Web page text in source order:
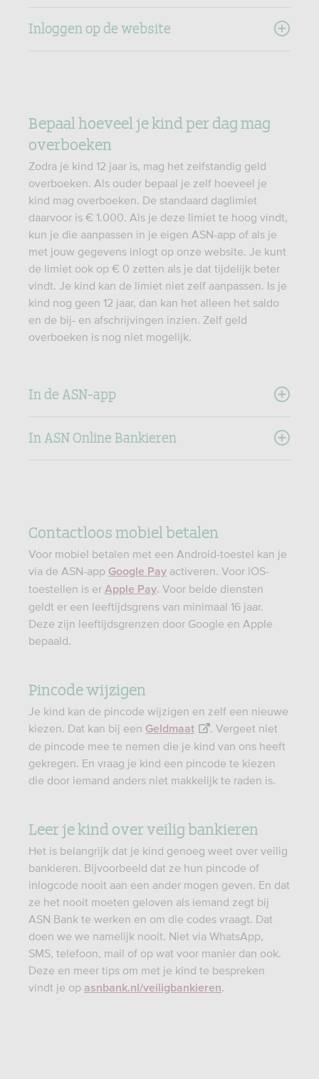
Inloggen op de website
Bepaal hoeveel je kind per dag mag
overboeken
Zodra je kind 12 jaar is, mag het zelfstandig geld
overboeken. Als ouder bepaal je zelf hoeveel je
kind mag overboeken. De standaard daglimiet
daarvoor is € 1.000. Als je deze limiet te hoog vindt,
kun je die aanpassen in je eigen ASN-app of als je
met jouw gegevens inlogt op onze website. Je kunt
de limiet ook op € 0 zetten als je dat tijdelijk beter
vindt. Je kind kan de limiet niet zelf aanpassen. Is je
kind nog geen 12 jaar, dan kan het alleen het saldo
en de bij- en afschrijvingen inzien. Zelf geld
overboeken is nog niet mogelijk.
In de ASN-app
In ASN Online Bankieren
Contactloos mobiel betalen
Voor mobiel betalen met een Android-toestel kan je
via de ASN-app Google Pay activeren. Voor iOS-
toestellen is er Apple Pay. Voor beide diensten
geldt er een leeftijdsgrens van minimaal 16 jaar.
Deze zijn leeftijdsgrenzen door Google en Apple
bepaald.
Pincode wijzigen
Je kind kan de pincode wijzigen en zelf een nieuwe
kiezen. Dat kan bij een Geldmaat
. Vergeet niet
de pincode mee te nemen die je kind van ons heeft
gekregen. En vraag je kind een pincode te kiezen
die door iemand anders niet makkelijk te raden is.
Leer je kind over veilig bankieren
Het is belangrijk dat je kind genoeg weet over veilig
bankieren. Bijvoorbeeld dat ze hun pincode of
inlogcode nooit aan een ander mogen geven. En dat
ze het nooit moeten geloven als iemand zegt bij
ASN Bank te werken en om die codes vraagt. Dat
doen we we namelijk nooit. Niet via WhatsApp,
SMS, telefoon, mail of op wat voor manier dan ook.
Deze en meer tips om met je kind te bespreken
vindt je op asnbank.nl/veiligbankieren.